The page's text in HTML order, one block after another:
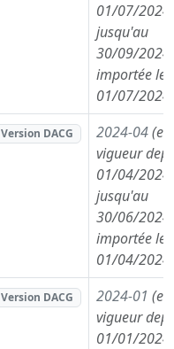
01/07/2024,
jusqu'au
30/09/2024,
importée le
01/07/2024)
Version DACG 2024-04(en
vigueur
01/04/2024,
jusqu'au
30/06/2024,
importée le
01/04/2024)
Version DACG 2024-01 (en
vigueur
01/01/2024,